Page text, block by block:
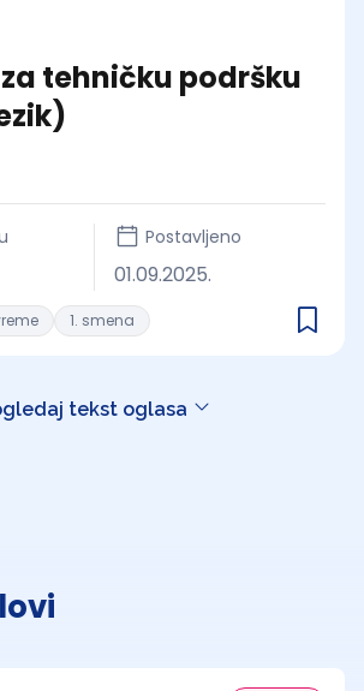
tehničku podršku
Postavljeno
01.09.2025.
1. smena
tekst oglasa